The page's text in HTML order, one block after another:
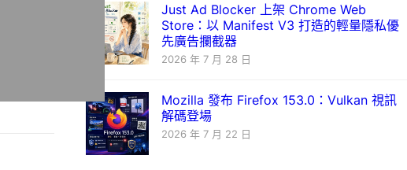
Just Ad Blocker 上架 Chrome Web
Store：以 Manifest V3 打造的輕量隱私優
先廣告攔截器
2026 年 7 月 28 日
Mozilla 發布 Firefox 153.0：Vulkan 視訊
解碼登場
2026 年 7 月 22 日